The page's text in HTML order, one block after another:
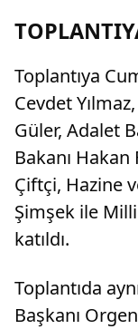
uyuşturucu
Toplantıya
Cevdet
Güler, Adalet
Bakanı
Çiftçi, Hazine
Şimşek ile
katıldı.
Toplantıda
Başkanı